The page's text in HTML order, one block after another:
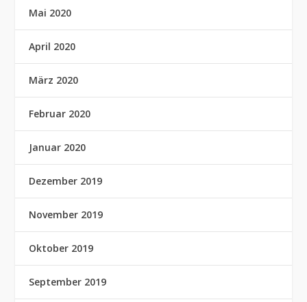
Mai 2020
April 2020
März 2020
Februar 2020
Januar 2020
Dezember 2019
November 2019
Oktober 2019
September 2019